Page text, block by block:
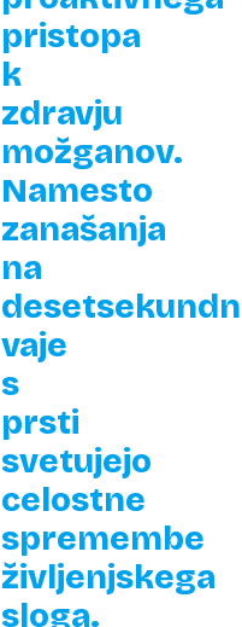
pristopa
k
zdravju
možganov.
Namesto
zanašanja
na
vaje
s
prsti
svetujejo
celostne
spremembe
življenjskega
sloga.